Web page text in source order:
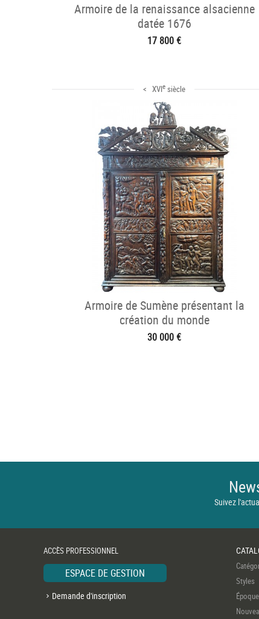
Armoire de la renaissance alsacienne
datée 1676
17 800 €
< XVIe siècle
Armoire de Sumène présentant la
création du monde
30 000 €
Suivez
ACCÈS PROFESSIONNEL
ESPACE DE GESTION
Demande d'inscription
Styles